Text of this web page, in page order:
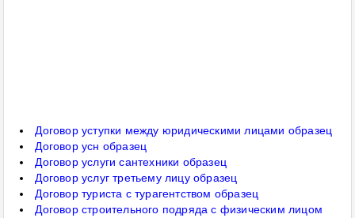
Договор уступки между юридическими лицами образец
Договор усн образец
Договор услуги сантехники образец
Договор услуг третьему лицу образец
Договор туриста с турагентством образец
Договор строительного подряда с физическим лицом